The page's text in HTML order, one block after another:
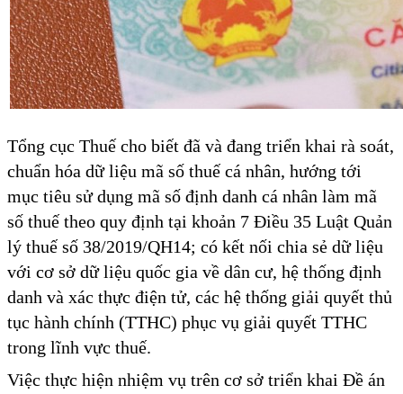
Tổng cục Thuế cho biết đã và đang triển khai rà soát,
chuẩn hóa dữ liệu mã số thuế cá nhân, hướng tới
mục tiêu sử dụng mã số định danh cá nhân làm mã
số thuế theo quy định tại khoản 7 Điều 35 Luật Quản
lý thuế số 38/2019/QH14; có kết nối chia sẻ dữ liệu
với cơ sở dữ liệu quốc gia về dân cư, hệ thống định
danh và xác thực điện tử, các hệ thống giải quyết thủ
tục hành chính (TTHC) phục vụ giải quyết TTHC
trong lĩnh vực thuế.
Việc thực hiện nhiệm vụ trên cơ sở triển khai Đề án